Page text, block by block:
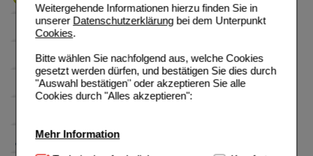
Weitergehende Informationen hierzu finden Sie in
unserer Datenschutzerklärungbei dem Unterpunkt
Cookies.
Bitte wählen Sie nachfolgend aus, welche Cookies
gesetzt werden dürfen, und bestätigen Sie dies durch
"Auswahl bestätigen" oder akzeptieren Sie alle
Cookies durch "Alles akzeptieren":
Mehr Information